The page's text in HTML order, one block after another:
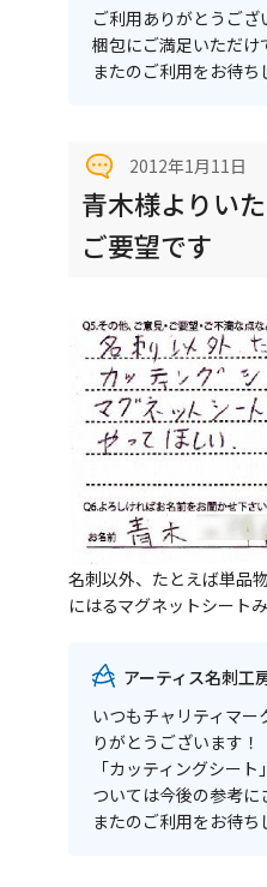
ご利用ありがとうござ
梱包にご満足いただけ
またのご利用をお待ち
2012年1月11日
青木様よりい
ご要望です
名刺以外、たとえば単品
にはるマグネットシート
アーティス名刺工
いつもチャリティマ
りがとうございます！
「カッティングシー
ついては今後の参考に
またのご利用をお待ち